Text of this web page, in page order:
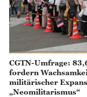
CGTN-Umfrage:
fordern
militärischer
„Neomilitarismus“